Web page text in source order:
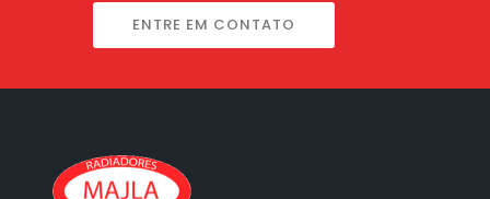
ENTRE EM CONTATO